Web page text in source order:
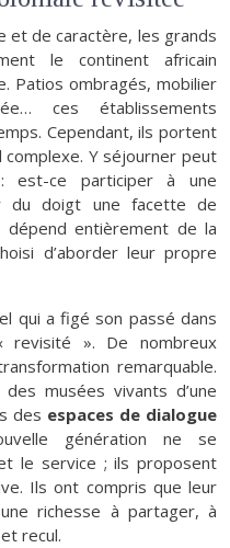
et de caractère, les grands
le continent africain
Patios ombragés, mobilier
ces établissements
Cependant, ils portent
complexe. Y séjourner peut
est-ce participer à une
du doigt une facette de
dépend entièrement de la
d’aborder leur propre
qui a figé son passé dans
revisité ». De nombreux
remarquable.
musées vivants d’une
des espaces de dialogue
génération ne se
le service ; ils proposent
Ils ont compris que leur
richesse à partager, à
recul.